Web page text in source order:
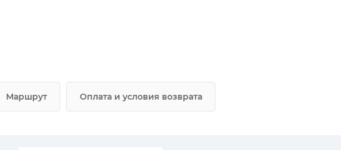
Маршрут Оплата и условия возврата